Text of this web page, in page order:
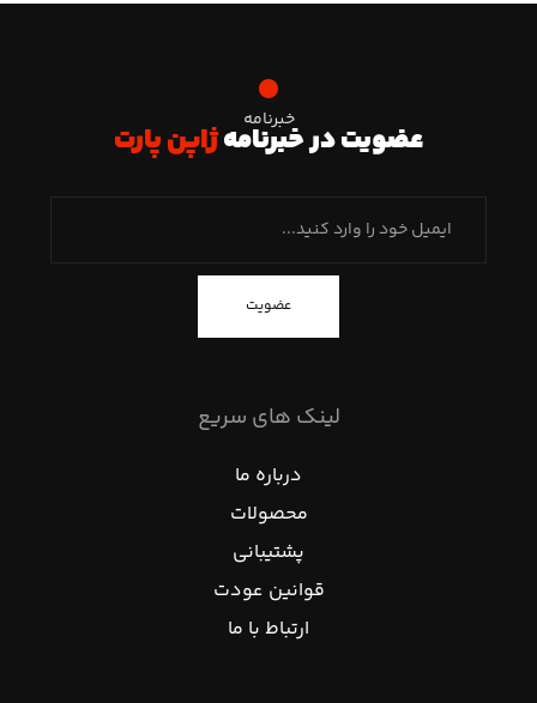
خبرنامه
عضویت در خبرنامهژاپن پارت
عضویت
لینک های سریع
درباره ما
محصولات
پشتیبانی
قوانین عودت
ارتباط با ما